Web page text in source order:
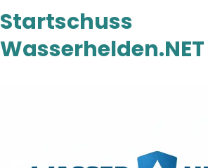
Startschuss
Wasserhelden.NET